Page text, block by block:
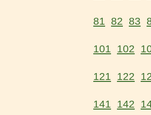
81 82 83
101 102
121 122
141 142